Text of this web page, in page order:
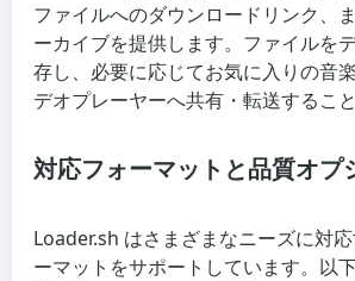
ファイルへのダウンロードリンク、
ーカイブを提供します。ファイルを
存し、必要に応じてお気に入りの音
デオプレーヤーへ共有・転送すること
対応フォーマットと品質オプ
Loader.sh はさまざまなニーズに対
ーマットをサポートしています。以